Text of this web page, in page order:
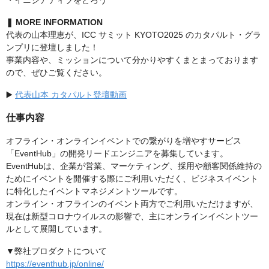
❚ MORE INFORMATION
代表の山本理恵が、ICC サミット KYOTO2025 のカタパルト・グラ
ンプリに登壇しました！
事業内容や、ミッションについて分かりやすくまとまっております
ので、ぜひご覧ください。
▶️ 代表山本 カタパルト登壇動画
仕事内容
オフライン・オンラインイベントでの繋がりを増やすサービス
「EventHub」の開発リードエンジニアを募集しています。
EventHubは、企業が営業、マーケティング、採用や顧客関係維持の
ためにイベントを開催する際にご利用いただく、ビジネスイベント
に特化したイベントマネジメントツールです。
オンライン・オフラインのイベント両方でご利用いただけますが、
現在は新型コロナウイルスの影響で、主にオンラインイベントツー
ルとして展開しています。
▼弊社プロダクトについて
https://eventhub.jp/online/